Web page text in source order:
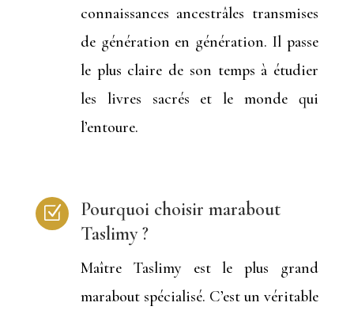
connaissances ancestrâles transmises
de génération en génération. Il passe
le plus claire de son temps à étudier
les livres sacrés et le monde qui
l’entoure.
Z
Pourquoi choisir marabout
Taslimy ?
Maître Taslimy est le plus grand
marabout spécialisé. C’est un véritable